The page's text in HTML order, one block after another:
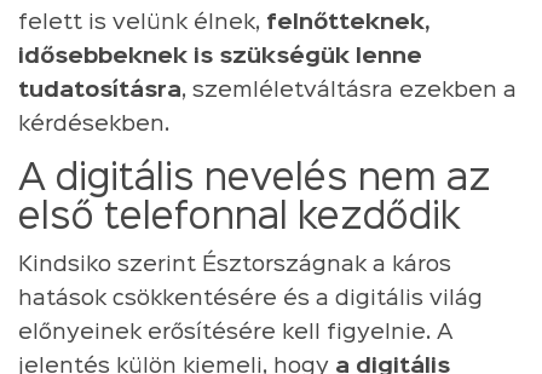
felett is velünk élnek, felnőtteknek,
idősebbeknek is szükségük lenne
tudatosításra, szemléletváltásra ezekben a
kérdésekben.
A digitális nevelés nem az
első telefonnal kezdődik
Kindsiko szerint Észtországnak a káros
hatások csökkentésére és a digitális világ
előnyeinek erősítésére kell figyelnie. A
jelentés külön kiemeli, hogy a digitális